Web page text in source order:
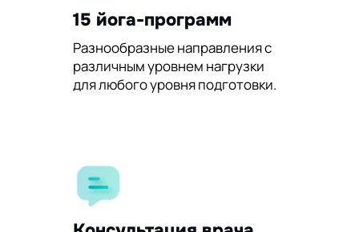
15 йога-программ
Разнообразные направления с
различным уровнем нагрузки
для любого уровня подготовки.